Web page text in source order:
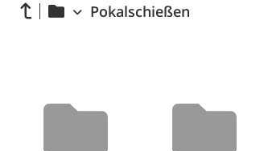
Pokalschießen